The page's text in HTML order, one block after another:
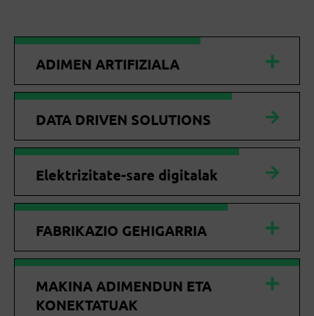
ADIMEN ARTIFIZIALA
DATA DRIVEN SOLUTIONS
Elektrizitate-sare digitalak
FABRIKAZIO GEHIGARRIA
MAKINA ADIMENDUN ETA
KONEKTATUAK